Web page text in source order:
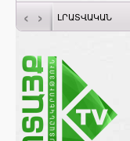
‹ › ԼՐԱՏՎԱԿԱՆ